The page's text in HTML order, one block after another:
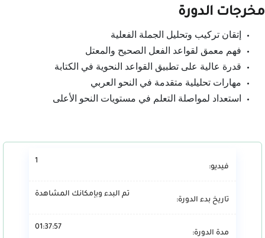
مخرجات الدورة
إتقان تركيب وتحليل الجملة الفعلية
فهم معمق لقواعد الفعل الصحيح والمعتل
قدرة عالية على تطبيق القواعد النحوية في الكتابة
مهارات تحليلية متقدمة في النحو العربي
استعداد لمواصلة التعلم في مستويات النحو الأعلى
فيديو:
1
تاريخ بدء الدورة:
تم البدء وبإمكانك المشاهدة
مدة الدورة:
01:37:57